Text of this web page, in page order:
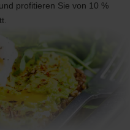
profitieren Sie von 10 %